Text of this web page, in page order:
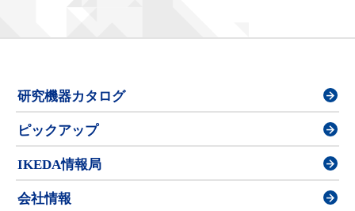
研究機器カタログ
ピックアップ
IKEDA情報局
会社情報